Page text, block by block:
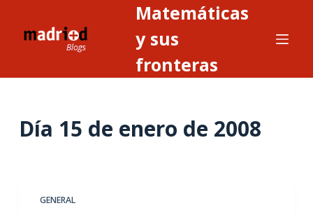
Matemáticas
y sus
fronteras
Día 15 de enero de 2008
GENERAL